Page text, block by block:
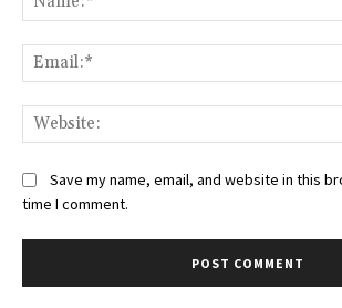
Save my name, email, and website in this
time I comment.